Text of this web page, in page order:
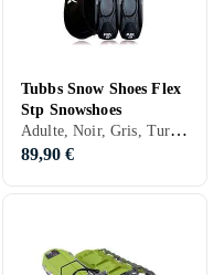
Tubbs Snow Shoes Flex
Stp Snowshoes
Adulte, Noir, Gris, Turkos, Rouge
89,90 €